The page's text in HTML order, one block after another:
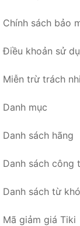
Chính sách bảo
Điều khoản sử
Miễn trừ trách
Danh mục
Danh sách hãng
Danh sách công
Danh sách từ
Mã giảm giá Tiki